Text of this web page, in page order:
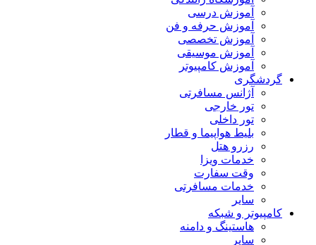
آموزش درسی
آموزش حرفه و فن
آموزش تخصصی
آموزش موسیقی
آموزش کامپیوتر
گردشگری
آژانس مسافرتی
تور خارجی
تور داخلی
بلیط هواپیما و قطار
رزرو هتل
خدمات ویزا
وقت سفارت
خدمات مسافرتی
سایر
کامپیوتر و شبکه
هاستینگ و دامنه
سایر